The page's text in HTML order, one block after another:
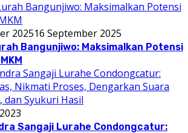
202516 September 2025
Bangunjiwo: Maksimalkan Potensi
Sangaji Lurahe Condongcatur: